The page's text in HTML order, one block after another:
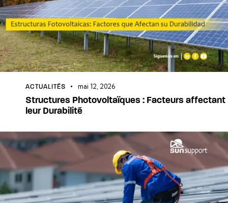
ACTUALITÉS mai 12, 2026
Structures Photovoltaïques : Facteurs affectant
leur Durabilité